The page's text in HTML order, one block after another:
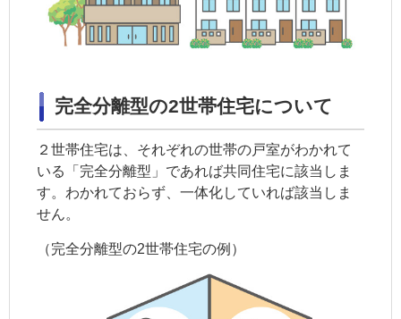
完全分離型の2世帯住宅について
２世帯住宅は、それぞれの世帯の戸室がわかれて
いる「完全分離型」であれば共同住宅に該当しま
す。わかれておらず、一体化していれば該当しま
せん。
（完全分離型の2世帯住宅の例）